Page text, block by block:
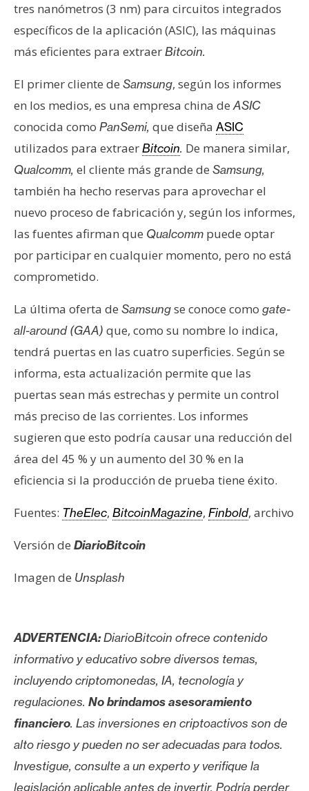
c
u
r
o
s
C
o
n
a
c
t
o
P
b
i
c
d
a
d
tres nanómetros (3 nm) para circuitos integrados
específicos de la aplicación (ASIC), las máquinas
más eficientes para extraerBitcoin.
El primer cliente de Samsung, según los informes
en los medios, es una empresa china deASIC
conocida como PanSemi, que diseña ASIC
utilizados para extraerBitcoin. De manera similar,
Qualcomm, el cliente más grande de Samsung,
también ha hecho reservas para aprovechar el
nuevo proceso de fabricación y, según los informes,
las fuentes afirman que Qualcomm puede optar
por participar en cualquier momento, pero no está
comprometido.
La última oferta de Samsungse conoce como gate-
all-around (GAA) que, como su nombre lo indica,
tendrá puertas en las cuatro superficies. Según se
informa, esta actualización permite que las
puertas sean más estrechas y permite un control
más preciso de las corrientes. Los informes
sugieren que esto podría causar una reducción del
área del 45 % y un aumento del 30 % en la
eficiencia si la producción de prueba tiene éxito.
Fuentes: TheElec, BitcoinMagazine, Finbold, archivo
Versión de DiarioBitcoin
Imagen de Unsplash
ADVERTENCIA:DiarioBitcoin ofrece contenido
informativo y educativo sobre diversos temas,
incluyendo criptomonedas, IA, tecnología y
regulaciones. No brindamos asesoramiento
financiero. Las inversiones en criptoactivos son de
alto riesgo y pueden no ser adecuadas para todos.
Investigue, consulte a un experto y verifique la
legislación aplicable antes de invertir. Podría perder